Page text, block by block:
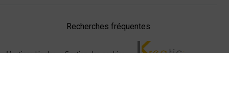
Recherches fréquentes
Mentions légales Gestion des cookies